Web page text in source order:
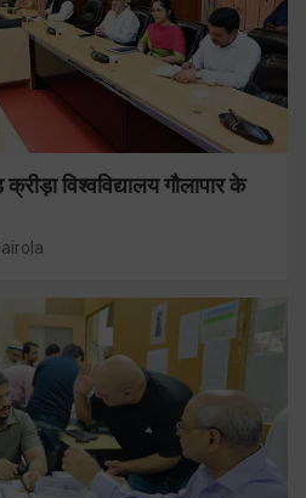
विश्वविद्यालय गौलापार के